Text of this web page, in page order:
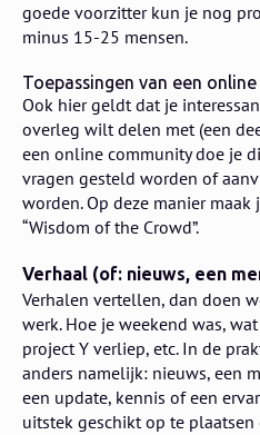
goede voorzitter kun je nog
minus 15-25 mensen.
Toepassingen van een
Ook hier geldt dat je
overleg wilt delen met (een
een online community doe je
vragen gesteld worden of
worden. Op deze manier
“Wisdom of the Crowd”.
Verhaal (of: nieuws, een
Verhalen vertellen, dan doen
werk. Hoe je weekend was,
project Y verliep, etc. In de
anders namelijk: nieuws, een
een update, kennis of een
uitstek geschikt op te